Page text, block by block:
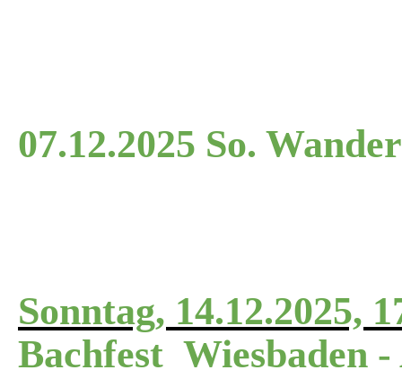
07.12.2025 So.
Sonntag, 14.12.2025,
Bachfest Wiesbaden